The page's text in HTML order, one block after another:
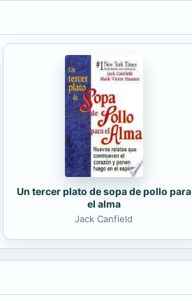
Un tercer plato de sopa de pollo para
el alma
Jack Canfield